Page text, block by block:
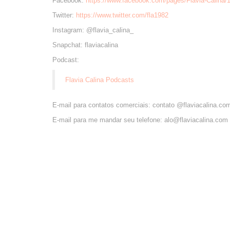
Twitter: https://www.twitter.com/fla1982
Instagram: @flavia_calina_
Snapchat: flaviacalina
Podcast:
Flavia Calina Podcasts
E-mail para contatos comerciais: contato
E-mail para me mandar seu telefone: alo@flaviacalina.com